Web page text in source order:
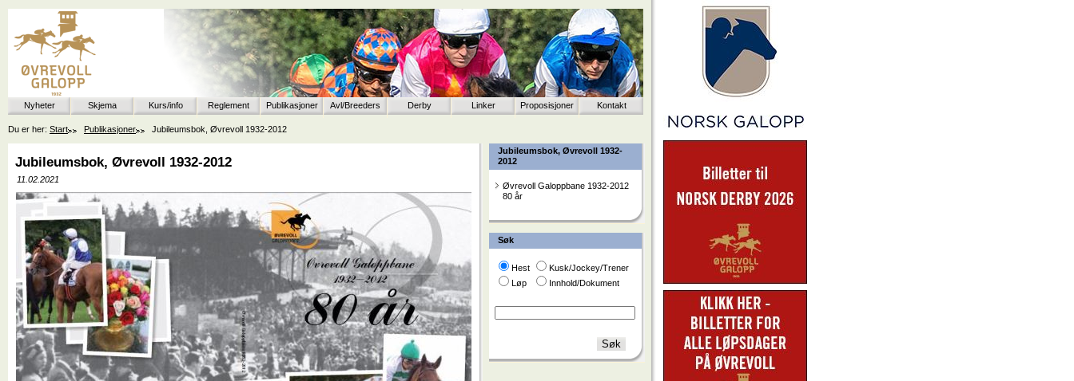
Nyheter Skjema Kurs/info Reglement Publikasjoner Avl/Breeders Derby Linker Proposisjoner Kontakt
Du er her: Start Publikasjoner Jubileumsbok, Øvrevoll 1932-2012
Jubileumsbok, Øvrevoll 1932-
2012
Øvrevoll Galoppbane 1932-2012
80 år
Søk
Hest
Kusk/Jockey/Trener
Løp
Innhold/Dokument
Jubileumsbok, Øvrevoll 1932-2012
11.02.2021